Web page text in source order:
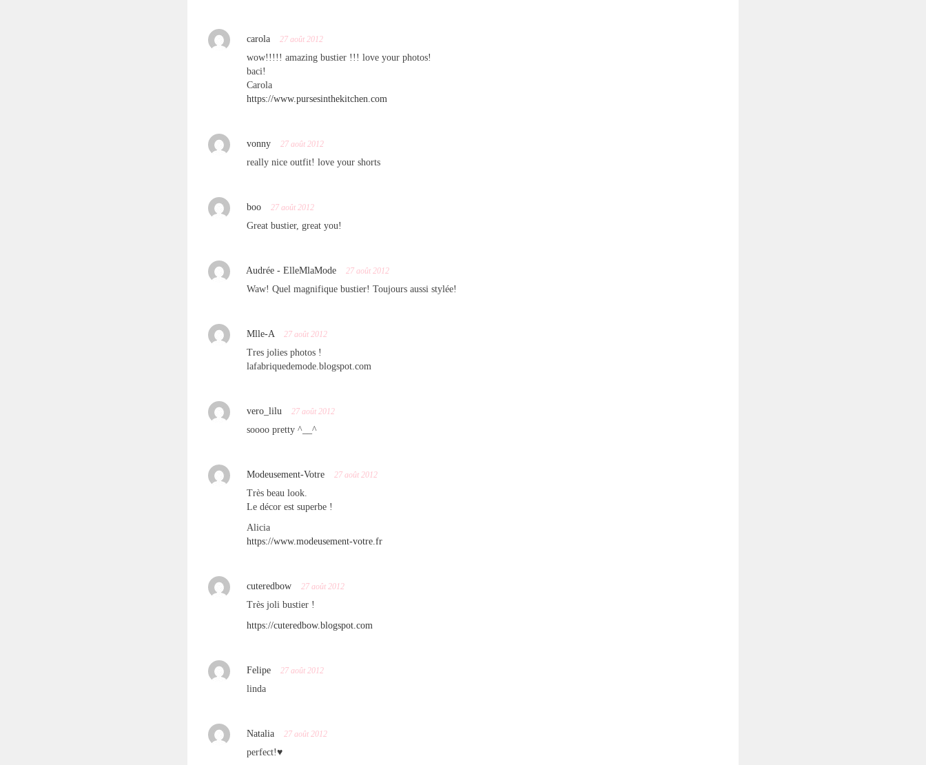
carola 27 août 2012
wow!!!!! amazing bustier !!! love your photos!
baci!
Carola
https://www.pursesinthekitchen.com
vonny 27 août 2012
really nice outfit! love your shorts
boo 27 août 2012
Great bustier, great you!
Audrée - ElleMlaMode 27 août 2012
Waw! Quel magnifique bustier! Toujours aussi stylée!
Mlle-A 27 août 2012
Tres jolies photos !
lafabriquedemode.blogspot.com
vero_lilu 27 août 2012
soooo pretty ^__^
Modeusement-Votre 27 août 2012
Très beau look.
Le décor est superbe !
Alicia
https://www.modeusement-votre.fr
cuteredbow 27 août 2012
Très joli bustier !
https://cuteredbow.blogspot.com
Felipe 27 août 2012
linda
Natalia 27 août 2012
perfect!♥